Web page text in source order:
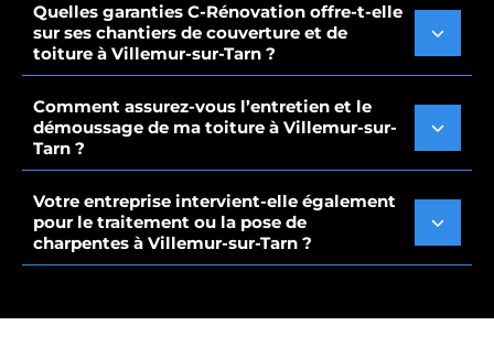
Quelles garanties C-Rénovation offre-t-elle
sur ses chantiers de couverture et de
toiture à Villemur-sur-Tarn ?
Comment assurez-vous l’entretien et le
démoussage de ma toiture à Villemur-sur-
Tarn ?
Votre entreprise intervient-elle également
pour le traitement ou la pose de
charpentes à Villemur-sur-Tarn ?